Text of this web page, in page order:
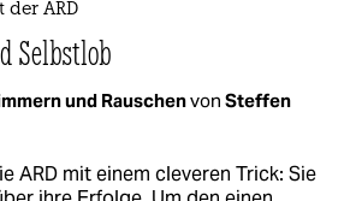
ARD
Selbstlob
und Rauschenvon Steffen
ARD mit einem cleveren Trick: Sie